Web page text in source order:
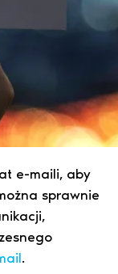
e-maili, aby
sprawnie
.